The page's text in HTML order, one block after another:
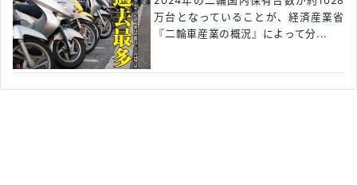
万台となっていることが、経済産業省
『二輪車産業の概況』によって分...